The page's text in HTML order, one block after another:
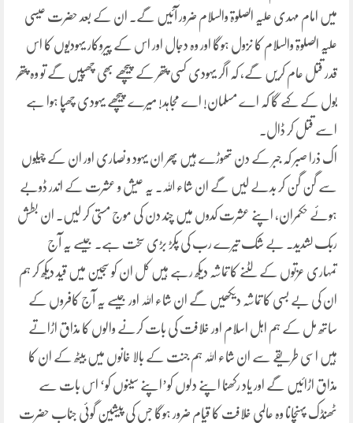
میں امام مہدی علیہ الصلوۃ والسلام ضرور آئیں گے۔ ان کے بعد حضرت عیسی
علیہ الصلوۃ والسلام کا نزول ہوگا اور وہ دجال اور اس کے پیروکار یہودیوں کا اس
قدر قتل عام کریں گے، کہ اگر یہودی کسی پتھر کے پیچھے بھی چھپیں گے تو وہ پتھر
بول کے کہے گا کہ اے مسلمان! اے مجاہد! میرے پیچھے یہودی چھپا ہوا ہے
اسے قتل کر ڈال۔
اک ذرا صبر کہ جبر کے دن تھوڑے ہیں پھر ان یہود و نصاری اور ان کے چیلوں
سے گن گن کر بدلے لیں گے ان شاء اللہ۔ یہ عیش و عشرت کے اندر ڈوبے
ہوئے حکمران، اپنے عشرت کدوں میں چند دن کی موج مستی کر لیں۔ ان بطش
ربک لشدید۔ بے شک تیرے رب کی پکڑ بڑی سخت ہے۔ جیسے یہ آج
تمہاری عزتوں کے لٹنے کا تماشہ دیکھ رہے ہیں کل ان کو سجین میں قید دیکھ کر ہم
ان کی بے بسی کا تماشہ دیکھیں گے ان شاء اللہ اور جیسے یہ آج کافروں کے
ساتھ مل کے ہم اہل اسلام اور خلافت کی بات کرنے والوں کا مذاق اڑاتے
ہیں اسی طریقے سے ان شاء اللہ ہم جنت کے بالا خانوں میں بیٹھ کے ان کا
مذاق اڑائیں گے اور یاد رکھنا اپنے دلوں کو’اپنے سینوں کو‘ اس بات سے
ٹھنڈک پہنچانا وہ عالمی خلافت کا قیام ضرور ہوگا جس کی پیشین گوئی جناب حضرت